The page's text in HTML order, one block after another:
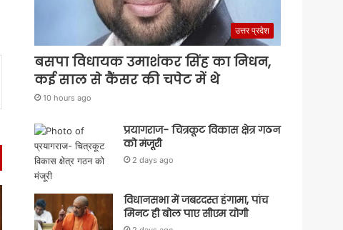
उत्तर प्रदेश
बसपा विधायक उमाशंकर सिंह का निधन,
कई साल से कैंसर की चपेट में थे
10 hours ago
प्रयागराज- चित्रकूट विकास क्षेत्र गठन
को मंजूरी
2 days ago
विधानसभा में जबरदस्त हंगामा, पांच
मिनट ही बोल पाए सीएम योगी